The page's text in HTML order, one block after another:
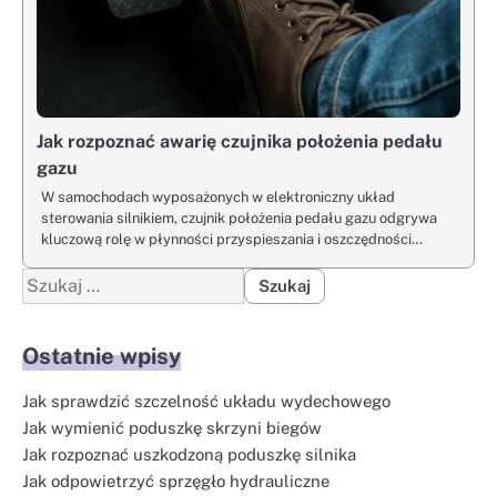
Jak rozpoznać awarię czujnika położenia pedału
gazu
W samochodach wyposażonych w elektroniczny układ
sterowania silnikiem, czujnik położenia pedału gazu odgrywa
kluczową rolę w płynności przyspieszania i oszczędności…
Szukaj:
Ostatnie wpisy
Jak sprawdzić szczelność układu wydechowego
Jak wymienić poduszkę skrzyni biegów
Jak rozpoznać uszkodzoną poduszkę silnika
Jak odpowietrzyć sprzęgło hydrauliczne